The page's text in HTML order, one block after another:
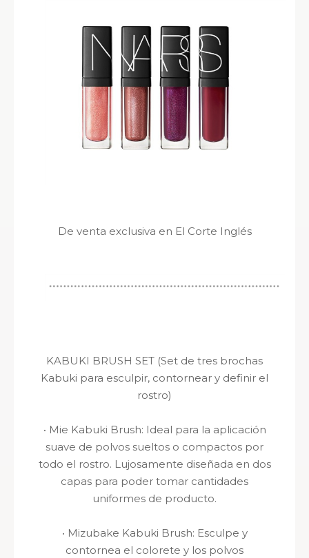
De venta exclusiva en El Corte Inglés
KABUKI BRUSH SET (Set de tres brochas
Kabuki para esculpir, contornear y definir el
rostro)
· Mie Kabuki Brush: Ideal para la aplicación
suave de polvos sueltos o compactos por
todo el rostro. Lujosamente diseñada en dos
capas para poder tomar cantidades
uniformes de producto.
· Mizubake Kabuki Brush: Esculpe y
contornea el colorete y los polvos